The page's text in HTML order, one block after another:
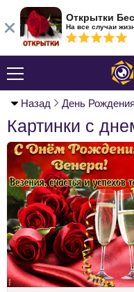
Назад День
Картинки с
Открытки
На все случаи